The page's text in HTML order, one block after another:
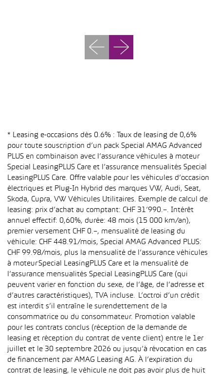
* Leasing e-occasions dès 0.6% : Taux de leasing de 0,6%
pour toute souscription d’un pack Special AMAG Advanced
PLUS en combinaison avec l’assurance véhicules à moteur
Special LeasingPLUS Care et l’assurance mensualités Special
LeasingPLUS Care. Offre valable pour les véhicules d’occasion
électriques et Plug-In Hybrid des marques VW, Audi, Seat,
Skoda, Cupra, VW Véhicules Utilitaires. Exemple de calcul de
leasing: prix d’achat au comptant: CHF 31’990.–. Intérêt
annuel effectif: 0,60%, durée: 48 mois (15 000 km/an),
premier versement CHF 0.–, mensualité de leasing du
véhicule: CHF 448.91/mois, Special AMAG Advanced PLUS:
CHF 99.98/mois, plus la mensualité de l’assurance véhicules
à moteur Special LeasingPLUS Care et la mensualité de
l’assurance mensualités Special LeasingPLUS Care (qui
peuvent varier en fonction du sexe, de l’âge, de l’adresse et
d’autres caractéristiques), TVA incluse. L’octroi d’un crédit
est interdit s’il entraîne le surendettement de la
consommatrice ou du consommateur. Promotion valable
pour les contrats conclus (réception de la demande de
leasing et réception du contrat de vente client) entre le 1er
juillet et le 30 septembre 2026 ou jusqu’à révocation en cas
de financement par AMAG Leasing AG. À l’expiration du
contrat de leasing, le véhicule ne doit pas avoir plus de huit